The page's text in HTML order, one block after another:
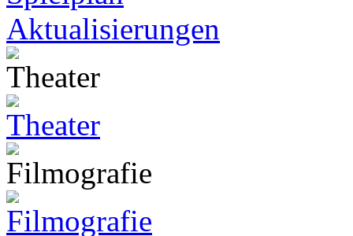
Aktualisierungen